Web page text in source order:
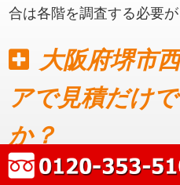
合は各階を調査する必要が
大阪府堺市
アで見積だけ
か？
見積もりだけでも可能で